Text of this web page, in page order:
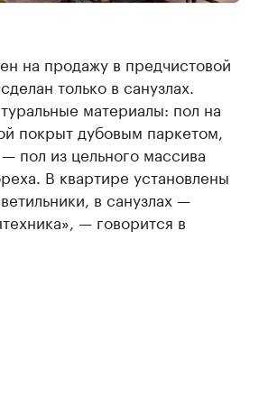
на продажу в предчистовой
только в санузлах.
материалы: пол на
покрыт дубовым паркетом,
пол из цельного массива
В квартире установлены
в санузлах —
— говорится в